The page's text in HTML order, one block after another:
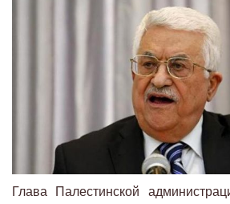
Глава Палестинской